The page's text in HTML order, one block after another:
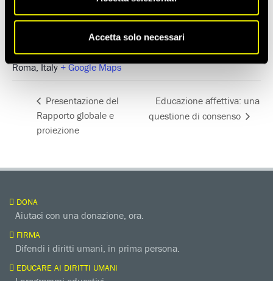
Accetta solo necessari
LUOGO
Camera di Commercio di Roma
Piazza di Pietra, 9
Roma, Italy + Google Maps
Presentazione del
Rapporto globale e
proiezione
Educazione affettiva: una
questione di consenso
DONA
Aiutaci con una donazione, ora.
FIRMA
Difendi i diritti umani, in prima persona.
EDUCARE AI DIRITTI UMANI